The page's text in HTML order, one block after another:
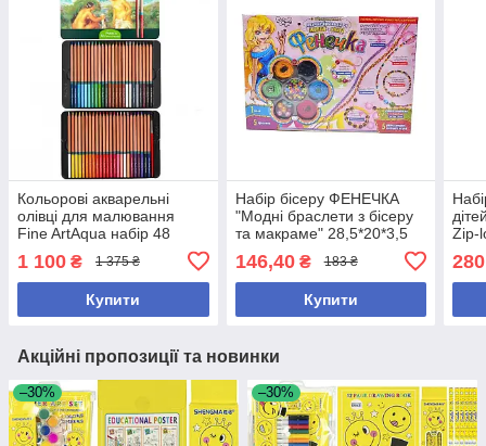
Кольорові акварельні
олівці для малювання
Fine ArtAqua набір 48
пеналі + пензлик
1 100 ₴ 1 375 ₴
Купити
Набір бісеру ФЕНЕЧКА
"Модні браслети з бісеру
та макраме" 28,5*20*3,5
146,40₴ 183 ₴
Купити
Zip-
Акційні пропозиції та новинки
–30% –30%